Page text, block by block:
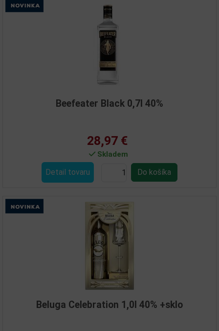
Beefeater Black 0,7l 40%
28,97 €
Skladem
Detail tovaru
Beluga Celebration 1,0l 40% +sklo